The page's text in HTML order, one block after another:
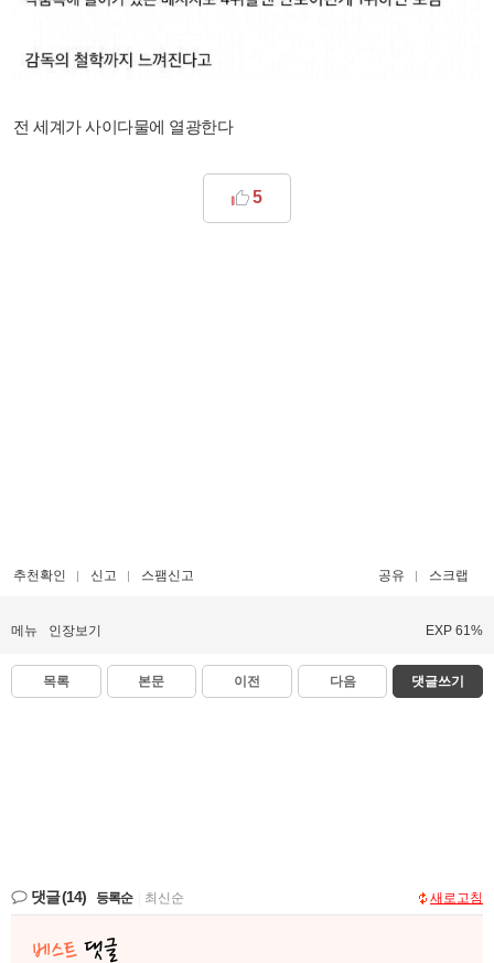
전 세계가 사이다물에 열광한다
5
추천확인 신고 스팸신고 공유 스크랩
메뉴 인장보기 EXP 61%
목록 본문 이전 다음 댓글쓰기
댓글(14) 등록순 최신순 새로고침